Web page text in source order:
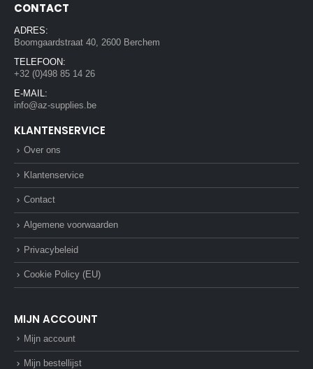
CONTACT
ADRES:
Boomgaardstraat 40, 2600 Berchem
TELEFOON:
+32 (0)498 85 14 26
E-MAIL:
info@az-supplies.be
KLANTENSERVICE
Over ons
Klantenservice
Contact
Algemene voorwaarden
Privacybeleid
Cookie Policy (EU)
MIJN ACCOUNT
Mijn account
Mijn bestellijst